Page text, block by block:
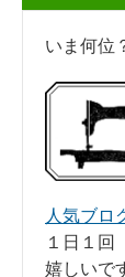
いま何位
人気ブロ
１日１
嬉しいで